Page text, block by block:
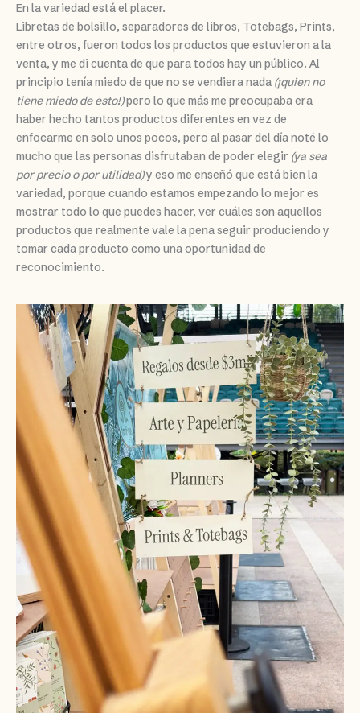
En la variedad está el placer.
Libretas de bolsillo, separadores de libros, Totebags, Prints,
entre otros, fueron todos los productos que estuvieron a la
venta, y me di cuenta de que para todos hay un público. Al
principio tenía miedo de que no se vendiera nada (¡quien no
tiene miedo de esto!)pero lo que más me preocupaba era
haber hecho tantos productos diferentes en vez de
enfocarme en solo unos pocos, pero al pasar del día noté lo
mucho que las personas disfrutaban de poder elegir (ya sea
por precio o por utilidad)y eso me enseñó que está bien la
variedad, porque cuando estamos empezando lo mejor es
mostrar todo lo que puedes hacer, ver cuáles son aquellos
productos que realmente vale la pena seguir produciendo y
tomar cada producto como una oportunidad de
reconocimiento.